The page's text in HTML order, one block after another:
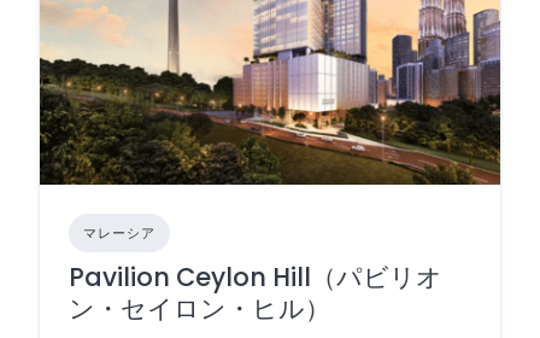
マレーシア
Pavilion Ceylon Hill（パビリオ
ン・セイロン・ヒル）